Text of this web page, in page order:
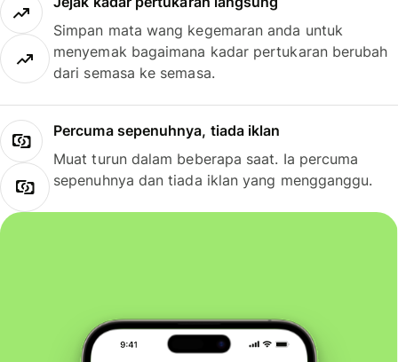
Simpan mata wang kegemaran anda untuk
menyemak bagaimana kadar pertukaran berubah
dari semasa ke semasa.
Percuma sepenuhnya, tiada iklan
Muat turun dalam beberapa saat. Ia percuma
sepenuhnya dan tiada iklan yang mengganggu.